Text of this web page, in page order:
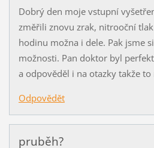
Dobrý den moje vstupní
změřili znovu zrak, nitrooční
hodinu možna i dele. Pak jsme
možnosti. Pan doktor byl
a odpověděl i na otazky takže
Odpovědět
pruběh?